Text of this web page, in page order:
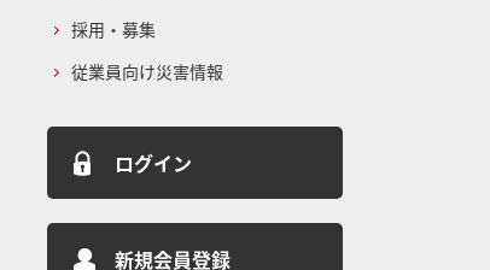
採用・募集
従業員向け災害情報
ログイン
新規会員登録